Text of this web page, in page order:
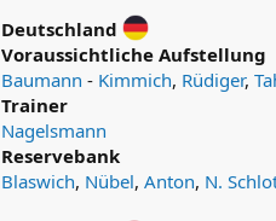
Deutschland
Voraussichtliche Aufstellung
Baumann - Kimmich, Rüdiger,
Trainer
Nagelsmann
Reservebank
Blaswich, Nübel, Anton, N.